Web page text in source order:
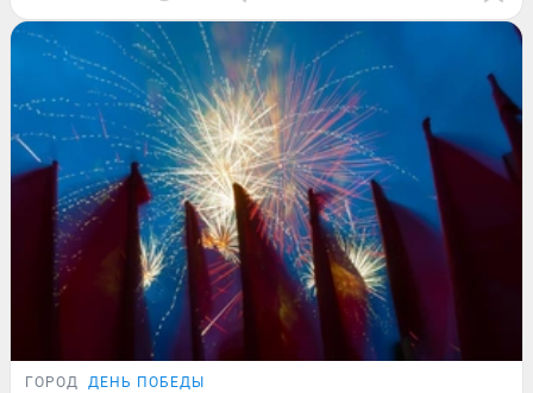
ГОРОД ДЕНЬ ПОБЕДЫ